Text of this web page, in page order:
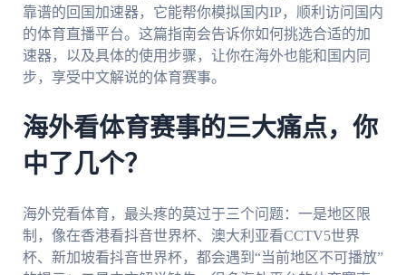
靠谱的回国加速器，它能帮你模拟国内IP，顺利访问国内
的体育直播平台。这篇指南会告诉你如何挑选合适的加
速器，以及具体的使用步骤，让你在海外也能和国内同
步，享受中文解说的体育赛事。
海外看体育赛事的三大痛点，你
中了几个？
海外党看体育，最头疼的莫过于三个问题：一是地区限
制，像在香港看抖音世界杯、澳大利亚看CCTV5世界
杯、新加坡看抖音世界杯，都会遇到“当前地区不可播放”